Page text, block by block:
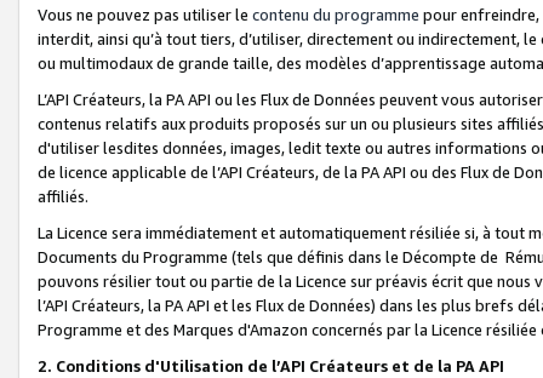
Vous ne pouvez pas utiliser le contenu du programme pour
interdit, ainsi qu’à tout tiers, d’utiliser, directement ou indirectement,
ou multimodaux de grande taille, des modèles d’apprentissage
L’API Créateurs, la PA API ou les Flux de Données peuvent vous
contenus relatifs aux produits proposés sur un ou plusieurs sites
d'utiliser lesdites données, images, ledit texte ou autres informations
de licence applicable de l’API Créateurs, de la PA API ou des Flux de
affiliés.
La Licence sera immédiatement et automatiquement résiliée si, à
Documents du Programme (tels que définis dans le Décompte de
pouvons résilier tout ou partie de la Licence sur préavis écrit que
l’API Créateurs, la PA API et les Flux de Données) dans les plus
Programme et des Marques d'Amazon concernés par la Licence
2. Conditions d'Utilisation de l’API Créateurs et de la PA API